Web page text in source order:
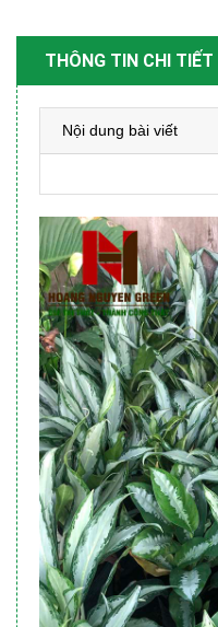
THÔNG TIN CHI TIẾT
Nội dung bài viết